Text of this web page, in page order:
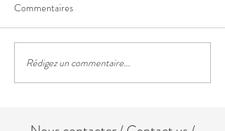
Les traditions culinaires de
Pâques
Commentaires
Rédigez un commentaire...